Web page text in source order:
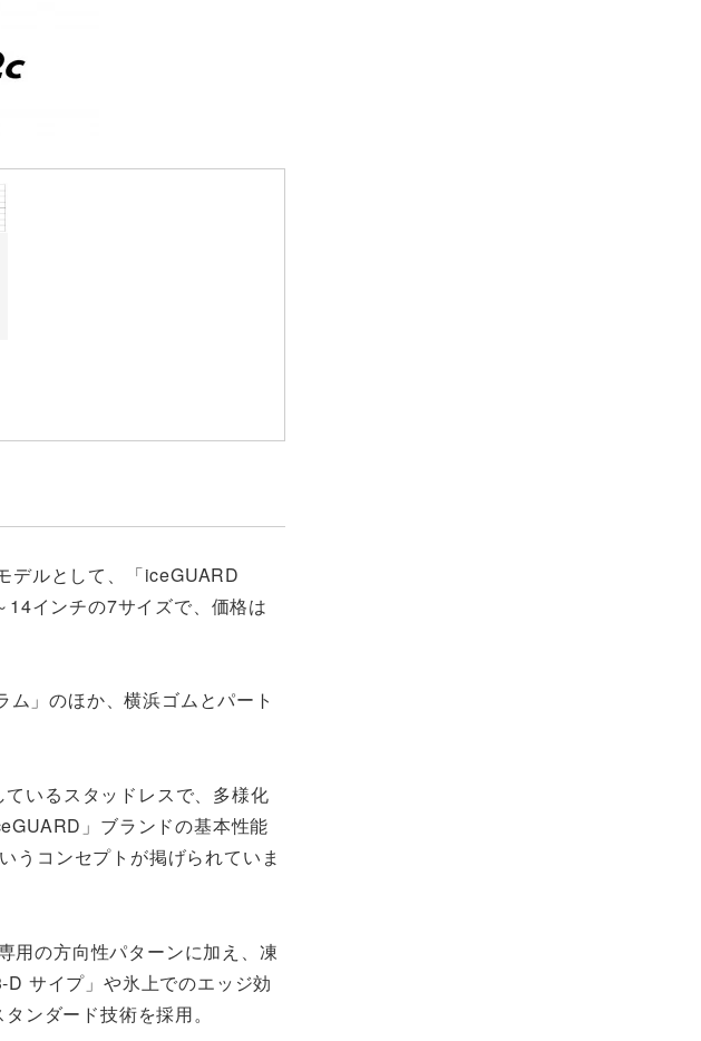
デルとして、「iceGUARD
インチの7サイズで、価格は
」のほか、横浜ゴムとパート
いるスタッドレスで、多様化
」ブランドの基本性能
うコンセプトが掲げられていま
用の方向性パターンに加え、凍
サイプ」や氷上でのエッジ効
ンダード技術を採用。